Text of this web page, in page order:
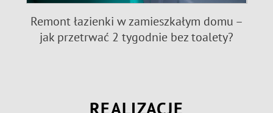
Remont łazienki w zamieszkałym domu –
jak przetrwać 2 tygodnie bez toalety?